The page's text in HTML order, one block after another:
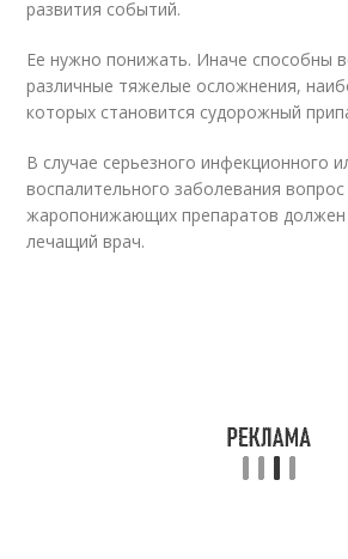
развития событий.
Ее нужно понижать. Иначе способны
различные тяжелые осложнения,
которых становится судорожный
В случае серьезного инфекционного
воспалительного заболевания
жаропонижающих препаратов
лечащий врач.